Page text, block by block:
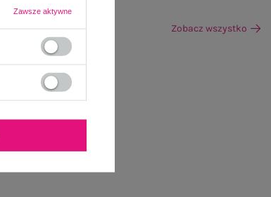
Zobacz wszystko
Zawsze aktywne